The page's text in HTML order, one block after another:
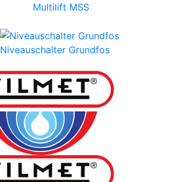
Multilift MSS
Niveauschalter Grundfos